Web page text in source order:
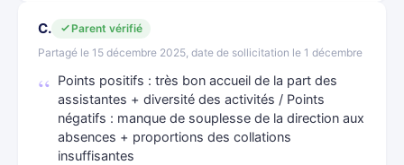
C.
Parent vérifié
Partagé le 15 décembre 2025, date de sollicitation le 1 décembre
Points positifs : très bon accueil de la part des
assistantes + diversité des activités / Points
négatifs : manque de souplesse de la direction aux
absences + proportions des collations
insuffisantes